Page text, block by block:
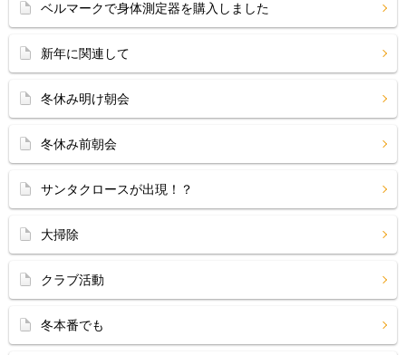
ベルマークで身体測定器を購入しました
新年に関連して
冬休み明け朝会
冬休み前朝会
サンタクロースが出現！？
大掃除
クラブ活動
冬本番でも